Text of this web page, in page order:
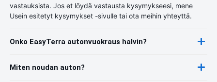
vastauksista. Jos et löydä vastausta kysymykseesi, mene
Usein esitetyt kysymykset -sivulle tai ota meihin yhteyttä.
Onko EasyTerra autonvuokraus halvin?
Miten noudan auton?